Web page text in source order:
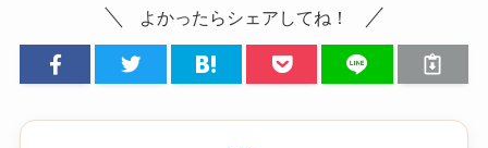
よかったらシェアしてね！